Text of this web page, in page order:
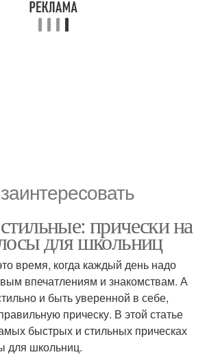
прически на
для школьниц
время, когда каждый день надо
впечатлениям и знакомствам. А
и быть уверенной в себе,
прическу. В этой статье
быстрых и стильных прическах
для школьниц.